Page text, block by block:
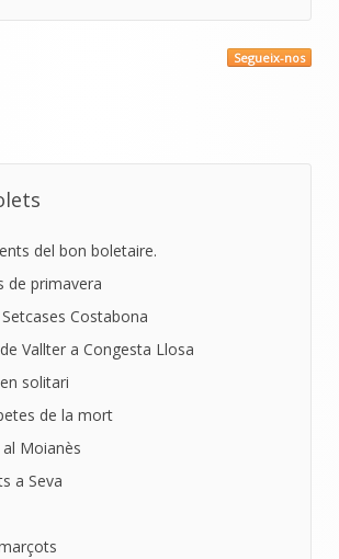
Segueix-nos
del bon boletaire.
de primavera
Costabona
Vallter a Congesta Llosa
solitari
de la mort
Moianès
a Seva